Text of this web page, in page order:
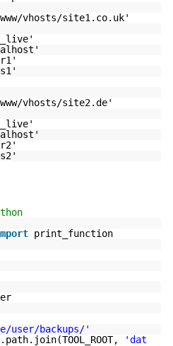
vhosts/site1.co.uk'
vhosts/site2.de'
print_function
user/backups/'
'dat